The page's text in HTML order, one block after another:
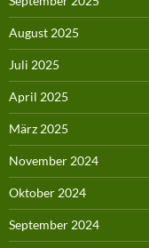
August 2025
Juli 2025
April 2025
März 2025
November 2024
Oktober 2024
September 2024